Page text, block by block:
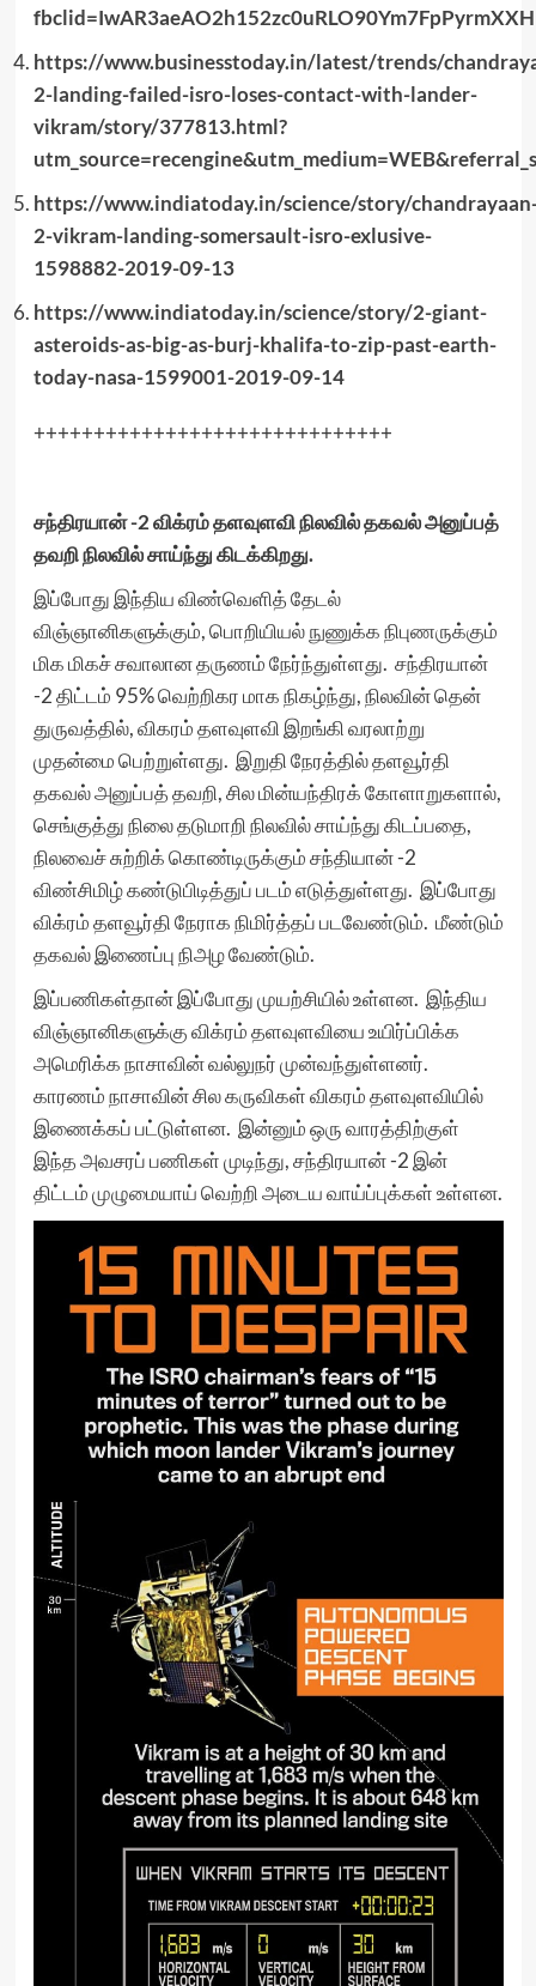
https://www.businesstoday.in/latest/trends/
2-landing-failed-isro-loses-contact-with-lander-
vikram/story/377813.html?
https://www.indiatoday.in/science/story/
2-vikram-landing-somersault-isro-exlusive-
1598882-2019-09-13
https://www.indiatoday.in/science/story/2-giant-
asteroids-as-big-as-burj-khalifa-to-zip-past-earth-
today-nasa-1599001-2019-09-14
++++++++++++++++++++++++++++++
சந்திரயான் -2 விக்ரம் தளவுளவி நிலவில் தகவல் அனுப்பத்
தவறி நிலவில் சாய்ந்து கிடக்கிறது.
இப்போது இந்திய விண்வெளித் தேடல்
விஞ்ஞானிகளுக்கும், பொறியியல் நுணுக்க நிபுணருக்கும்
மிக மிகச் சவாலான தருணம் நேர்ந்துள்ளது. சந்திரயான்
-2 திட்டம் 95% வெற்றிகர மாக நிகழ்ந்து, நிலவின் தென்
துருவத்தில், விகரம் தளவுளவி இறங்கி வரலாற்று
முதன்மை பெற்றுள்ளது. இறுதி நேரத்தில் தளவூர்தி
தகவல் அனுப்பத் தவறி, சில மின்யந்திரக் கோளாறுகளால்,
செங்குத்து நிலை தடுமாறி நிலவில் சாய்ந்து கிடப்பதை,
நிலவைச் சுற்றிக் கொண்டிருக்கும் சந்தியான் -2
விண்சிமிழ் கண்டுபிடித்துப் படம் எடுத்துள்ளது. இப்போது
விக்ரம் தளவூர்தி நேராக நிமிர்த்தப் படவேண்டும். மீண்டும்
தகவல் இணைப்பு நிஅழ வேண்டும்.
இப்பணிகள்தான் இப்போது முயற்சியில் உள்ளன. இந்திய
விஞ்ஞானிகளுக்கு விக்ரம் தளவுளவியை உயிர்ப்பிக்க
அமெரிக்க நாசாவின் வல்லுநர் முன்வந்துள்ளனர்.
காரணம் நாசாவின் சில கருவிகள் விகரம் தளவுளவியில்
இணைக்கப் பட்டுள்ளன. இன்னும் ஒரு வாரத்திற்குள்
இந்த அவசரப் பணிகள் முடிந்து, சந்திரயான் -2 இன்
திட்டம் முழுமையாய் வெற்றி அடைய வாய்ப்புக்கள் உள்ளன.